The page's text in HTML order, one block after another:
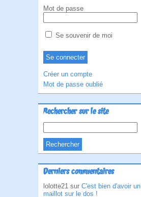
Mot de passe
Se souvenir de moi
Créer un compte
Mot de passe oublié
Rechercher sur le site
Derniers commentaires
lolotte21 sur C'est bien d'avoir un
maillot sur le dos !